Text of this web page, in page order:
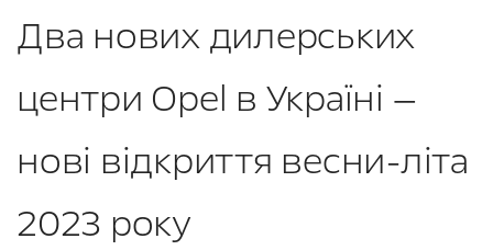
Два нових дилерських
центри Opel в Україні —
нові відкриття весни-літа
2023 року